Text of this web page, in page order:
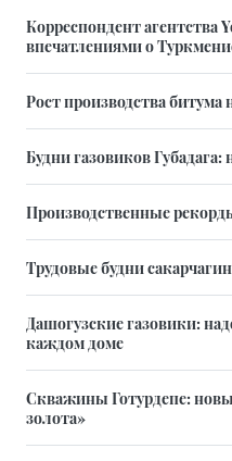
Корреспондент агентства
впечатлениями о
Рост производства
Будни газовиков
Производственные
Трудовые будни
Дашогузские газовики:
каждом доме
Скважины Готурдепе:
золота»